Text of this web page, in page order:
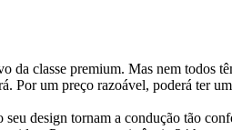
da classe premium. Mas nem todos
Por um preço razoável, poderá ter
design tornam a condução tão